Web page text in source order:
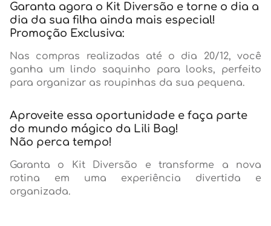
Garanta agora o Kit Diversão e torne o dia a
dia da sua filha ainda mais especial!
Promoção Exclusiva:
Nas compras realizadas até o dia 20/12, você
ganha um lindo saquinho para looks, perfeito
para organizar as roupinhas da sua pequena.
Aproveite essa oportunidade e faça parte
do mundo mágico da Lili Bag!
Não perca tempo!
Garanta o Kit Diversão e transforme a nova
rotina em uma experiência divertida e
organizada.